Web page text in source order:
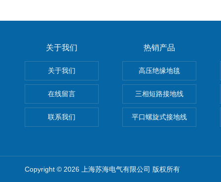
关于我们
关于我们
在线留言
联系我们
热销产品
高压绝缘地毯
三相短路接地线
平口螺旋式接地线
Copyright © 2026 上海苏海电气有限公司 版权所有